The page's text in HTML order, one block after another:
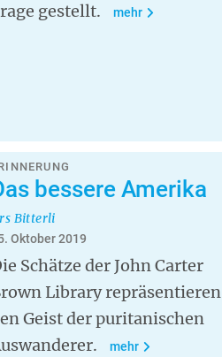
gestellt.
mehr
bessere Amerika
Bitterli
Oktober 2019
Schätze der John Carter
Library repräsentieren
Geist der puritanischen
mehr